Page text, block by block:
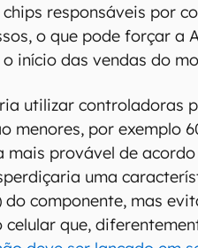
responsáveis por
o que pode forçar a
início das vendas do
utilizar controladoras
menores, por exemplo
mais provável de
uma
componente, mas
que,